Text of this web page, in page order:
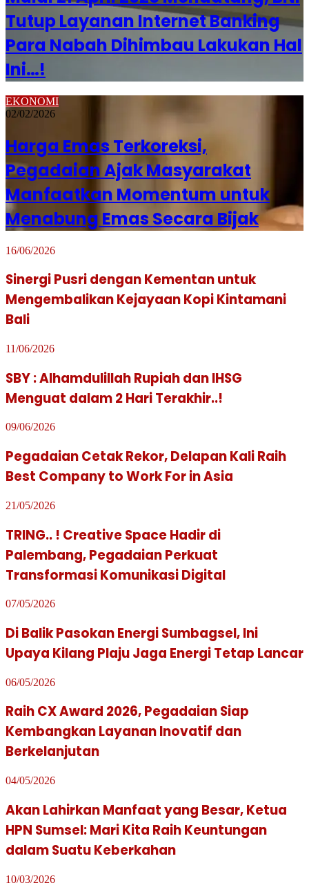
Tutup Layanan Internet Banking
Para Nabah Dihimbau Lakukan Hal
Ini…!
EKONOMI
02/02/2026
Harga Emas Terkoreksi,
Pegadaian Ajak Masyarakat
Manfaatkan Momentum untuk
Menabung Emas Secara Bijak
16/06/2026
Sinergi Pusri dengan Kementan untuk
Mengembalikan Kejayaan Kopi Kintamani
Bali
11/06/2026
SBY : Alhamdulillah Rupiah dan IHSG
Menguat dalam 2 Hari Terakhir..!
09/06/2026
Pegadaian Cetak Rekor, Delapan Kali Raih
Best Company to Work For in Asia
21/05/2026
TRING.. ! Creative Space Hadir di
Palembang, Pegadaian Perkuat
Transformasi Komunikasi Digital
07/05/2026
Di Balik Pasokan Energi Sumbagsel, Ini
Upaya Kilang Plaju Jaga Energi Tetap Lancar
06/05/2026
Raih CX Award 2026, Pegadaian Siap
Kembangkan Layanan Inovatif dan
Berkelanjutan
04/05/2026
Akan Lahirkan Manfaat yang Besar, Ketua
HPN Sumsel: Mari Kita Raih Keuntungan
dalam Suatu Keberkahan
10/03/2026